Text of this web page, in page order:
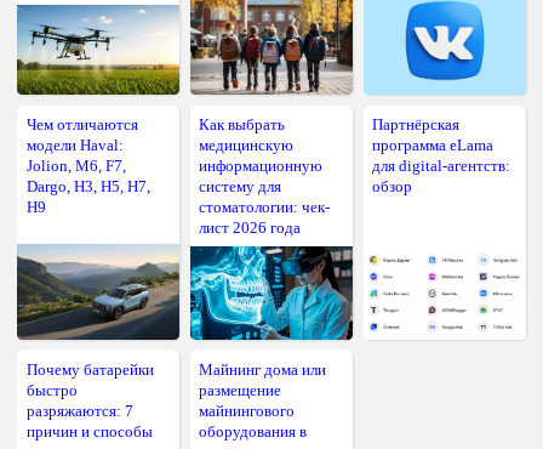
Чем отличаются
модели Haval:
Jolion, M6, F7,
Dargo, H3, H5, H7,
H9
Как выбрать
медицинскую
информационную
систему для
стоматологии: чек-
лист 2026 года
Партнёрская
программа eLama
для digital-агентств:
обзор
Почему батарейки
быстро
разряжаются: 7
причин и способы
Майнинг дома или
размещение
майнингового
оборудования в